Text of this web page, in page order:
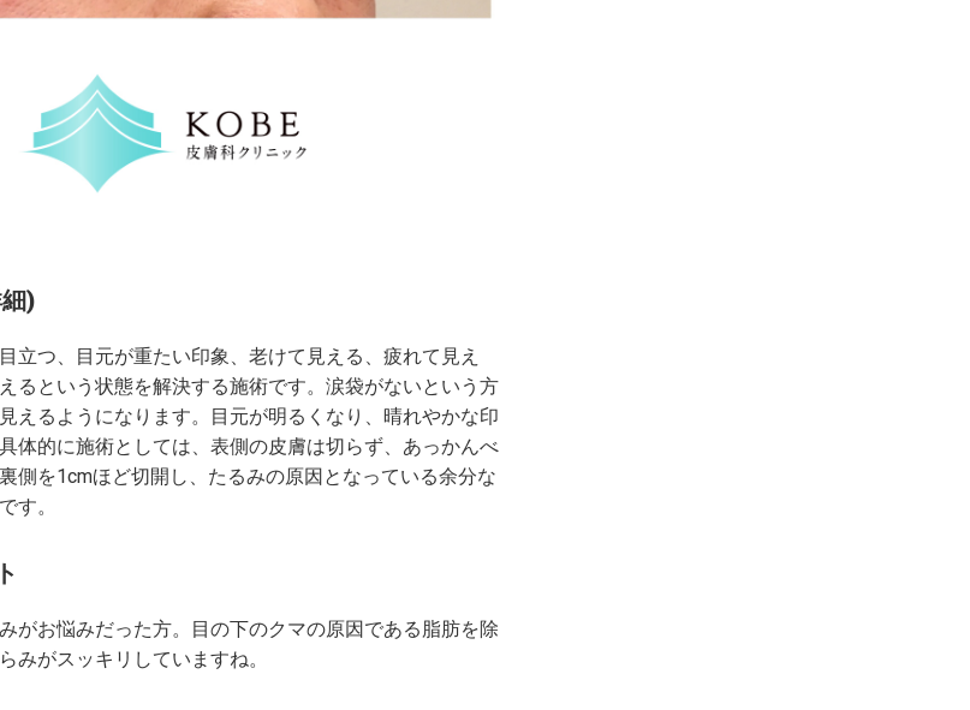
)
立つ、目元が重たい印象、老けて見える、疲れて見え
るという状態を解決する施術です。涙袋がないという方
えるようになります。目元が明るくなり、晴れやかな印
体的に施術としては、表側の皮膚は切らず、あっかんべ
側を1cmほど切開し、たるみの原因となっている余分な
す。
がお悩みだった方。目の下のクマの原因である脂肪を除
みがスッキリしていますね。